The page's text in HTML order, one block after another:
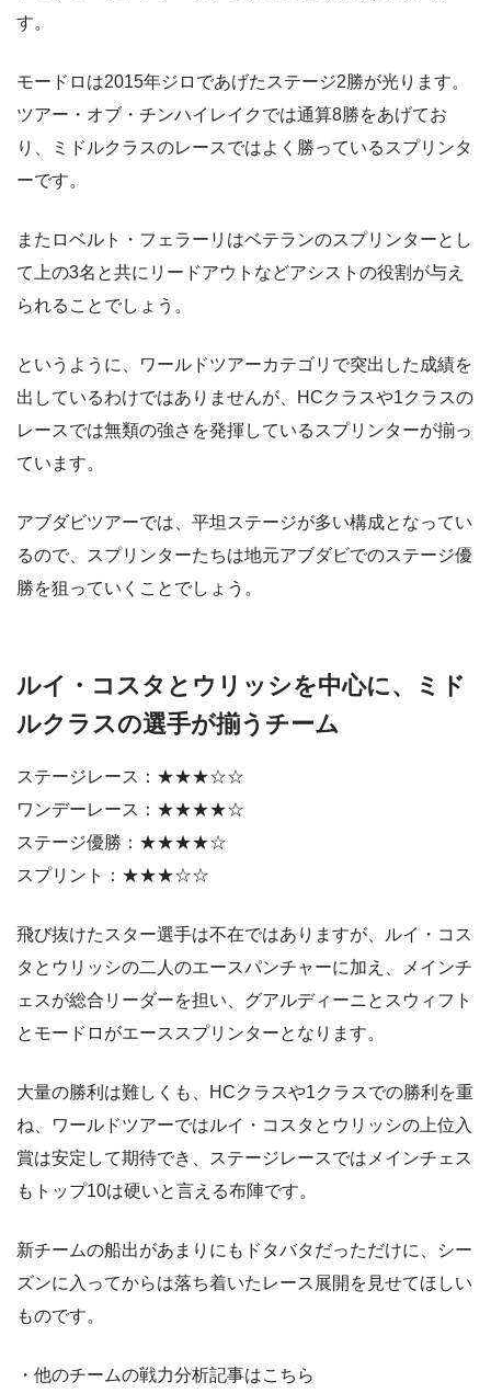
す。
モードロは2015年ジロであげたステージ2勝が光ります。
ツアー・オブ・チンハイレイクでは通算8勝をあげてお
り、ミドルクラスのレースではよく勝っているスプリンタ
ーです。
またロベルト・フェラーリはベテランのスプリンターとし
て上の3名と共にリードアウトなどアシストの役割が与え
られることでしょう。
というように、ワールドツアーカテゴリで突出した成績を
出しているわけではありませんが、HCクラスや1クラスの
レースでは無類の強さを発揮しているスプリンターが揃っ
ています。
アブダビツアーでは、平坦ステージが多い構成となってい
るので、スプリンターたちは地元アブダビでのステージ優
勝を狙っていくことでしょう。
ルイ・コスタとウリッシを中心に、ミド
ルクラスの選手が揃うチーム
ステージレース：★★★☆☆
ワンデーレース：★★★★☆
ステージ優勝：★★★★☆
スプリント：★★★☆☆
飛び抜けたスター選手は不在ではありますが、ルイ・コス
タとウリッシの二人のエースパンチャーに加え、メインチ
ェスが総合リーダーを担い、グアルディーニとスウィフト
とモードロがエーススプリンターとなります。
大量の勝利は難しくも、HCクラスや1クラスでの勝利を重
ね、ワールドツアーではルイ・コスタとウリッシの上位入
賞は安定して期待でき、ステージレースではメインチェス
もトップ10は硬いと言える布陣です。
新チームの船出があまりにもドタバタだっただけに、シー
ズンに入ってからは落ち着いたレース展開を見せてほしい
ものです。
・他のチームの戦力分析記事はこちら